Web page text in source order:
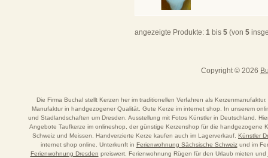
angezeigte Produkte: 1 bis 5 (von 5
Copyright © 2026
Die Firma Buchal stellt Kerzen her im traditionellen Verfahren als
Manufaktur in handgezogener Qualität. Gute Kerze im internet shop. In unserem
und Stadlandschaften um Dresden. Ausstellung mit Fotos Künstler in Deutschland.
Angebote Taufkerze im onlineshop, der günstige Kerzenshop für die handgezogene
Schweiz und Meissen. Handverzierte Kerze kaufen auch im Lagerverkauf. Künstler
internet shop online. Unterkunft in Ferienwohnung Sächsische Schweizund im
Ferienwohnung Dresden preiswert. Ferienwohnung Rügen für den Urlaub mieten und